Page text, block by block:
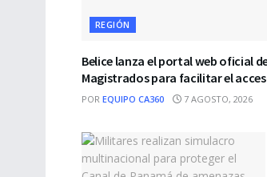
REGIÓN
Belice lanza el portal web oficial
Magistrados para facilitar el
POR EQUIPO CA360 7 AGOSTO, 2026